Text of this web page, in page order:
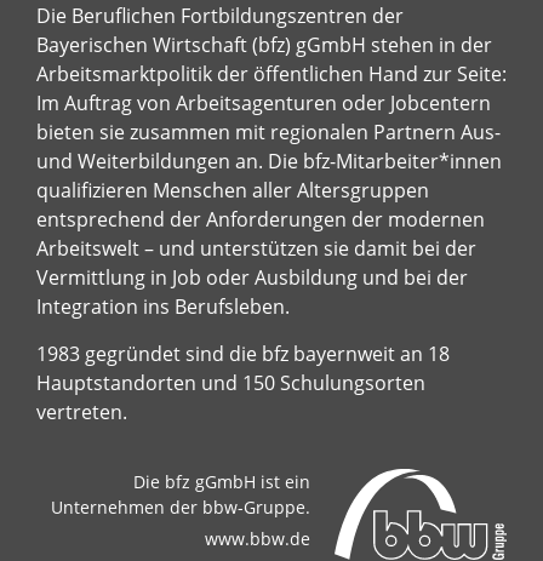
Die Beruflichen Fortbildungszentren der
Bayerischen Wirtschaft (bfz) gGmbH stehen in der
Arbeitsmarktpolitik der öffentlichen Hand zur Seite:
Im Auftrag von Arbeitsagenturen oder Jobcentern
bieten sie zusammen mit regionalen Partnern Aus-
und Weiterbildungen an. Die bfz-Mitarbeiter*innen
qualifizieren Menschen aller Altersgruppen
entsprechend der Anforderungen der modernen
Arbeitswelt – und unterstützen sie damit bei der
Vermittlung in Job oder Ausbildung und bei der
Integration ins Berufsleben.
1983 gegründet sind die bfz bayernweit an 18
Hauptstandorten und 150 Schulungsorten
vertreten.
Die bfz gGmbH ist ein
Unternehmen der bbw-Gruppe.
www.bbw.de